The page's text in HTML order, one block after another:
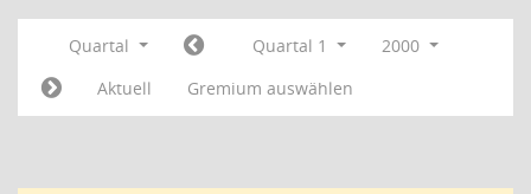
Quartal Quartal 1
2000
Aktuell
Gremium auswählen